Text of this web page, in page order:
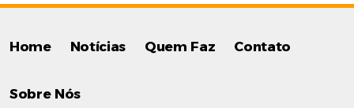
Home Notícias Quem Faz Contato
Sobre Nós